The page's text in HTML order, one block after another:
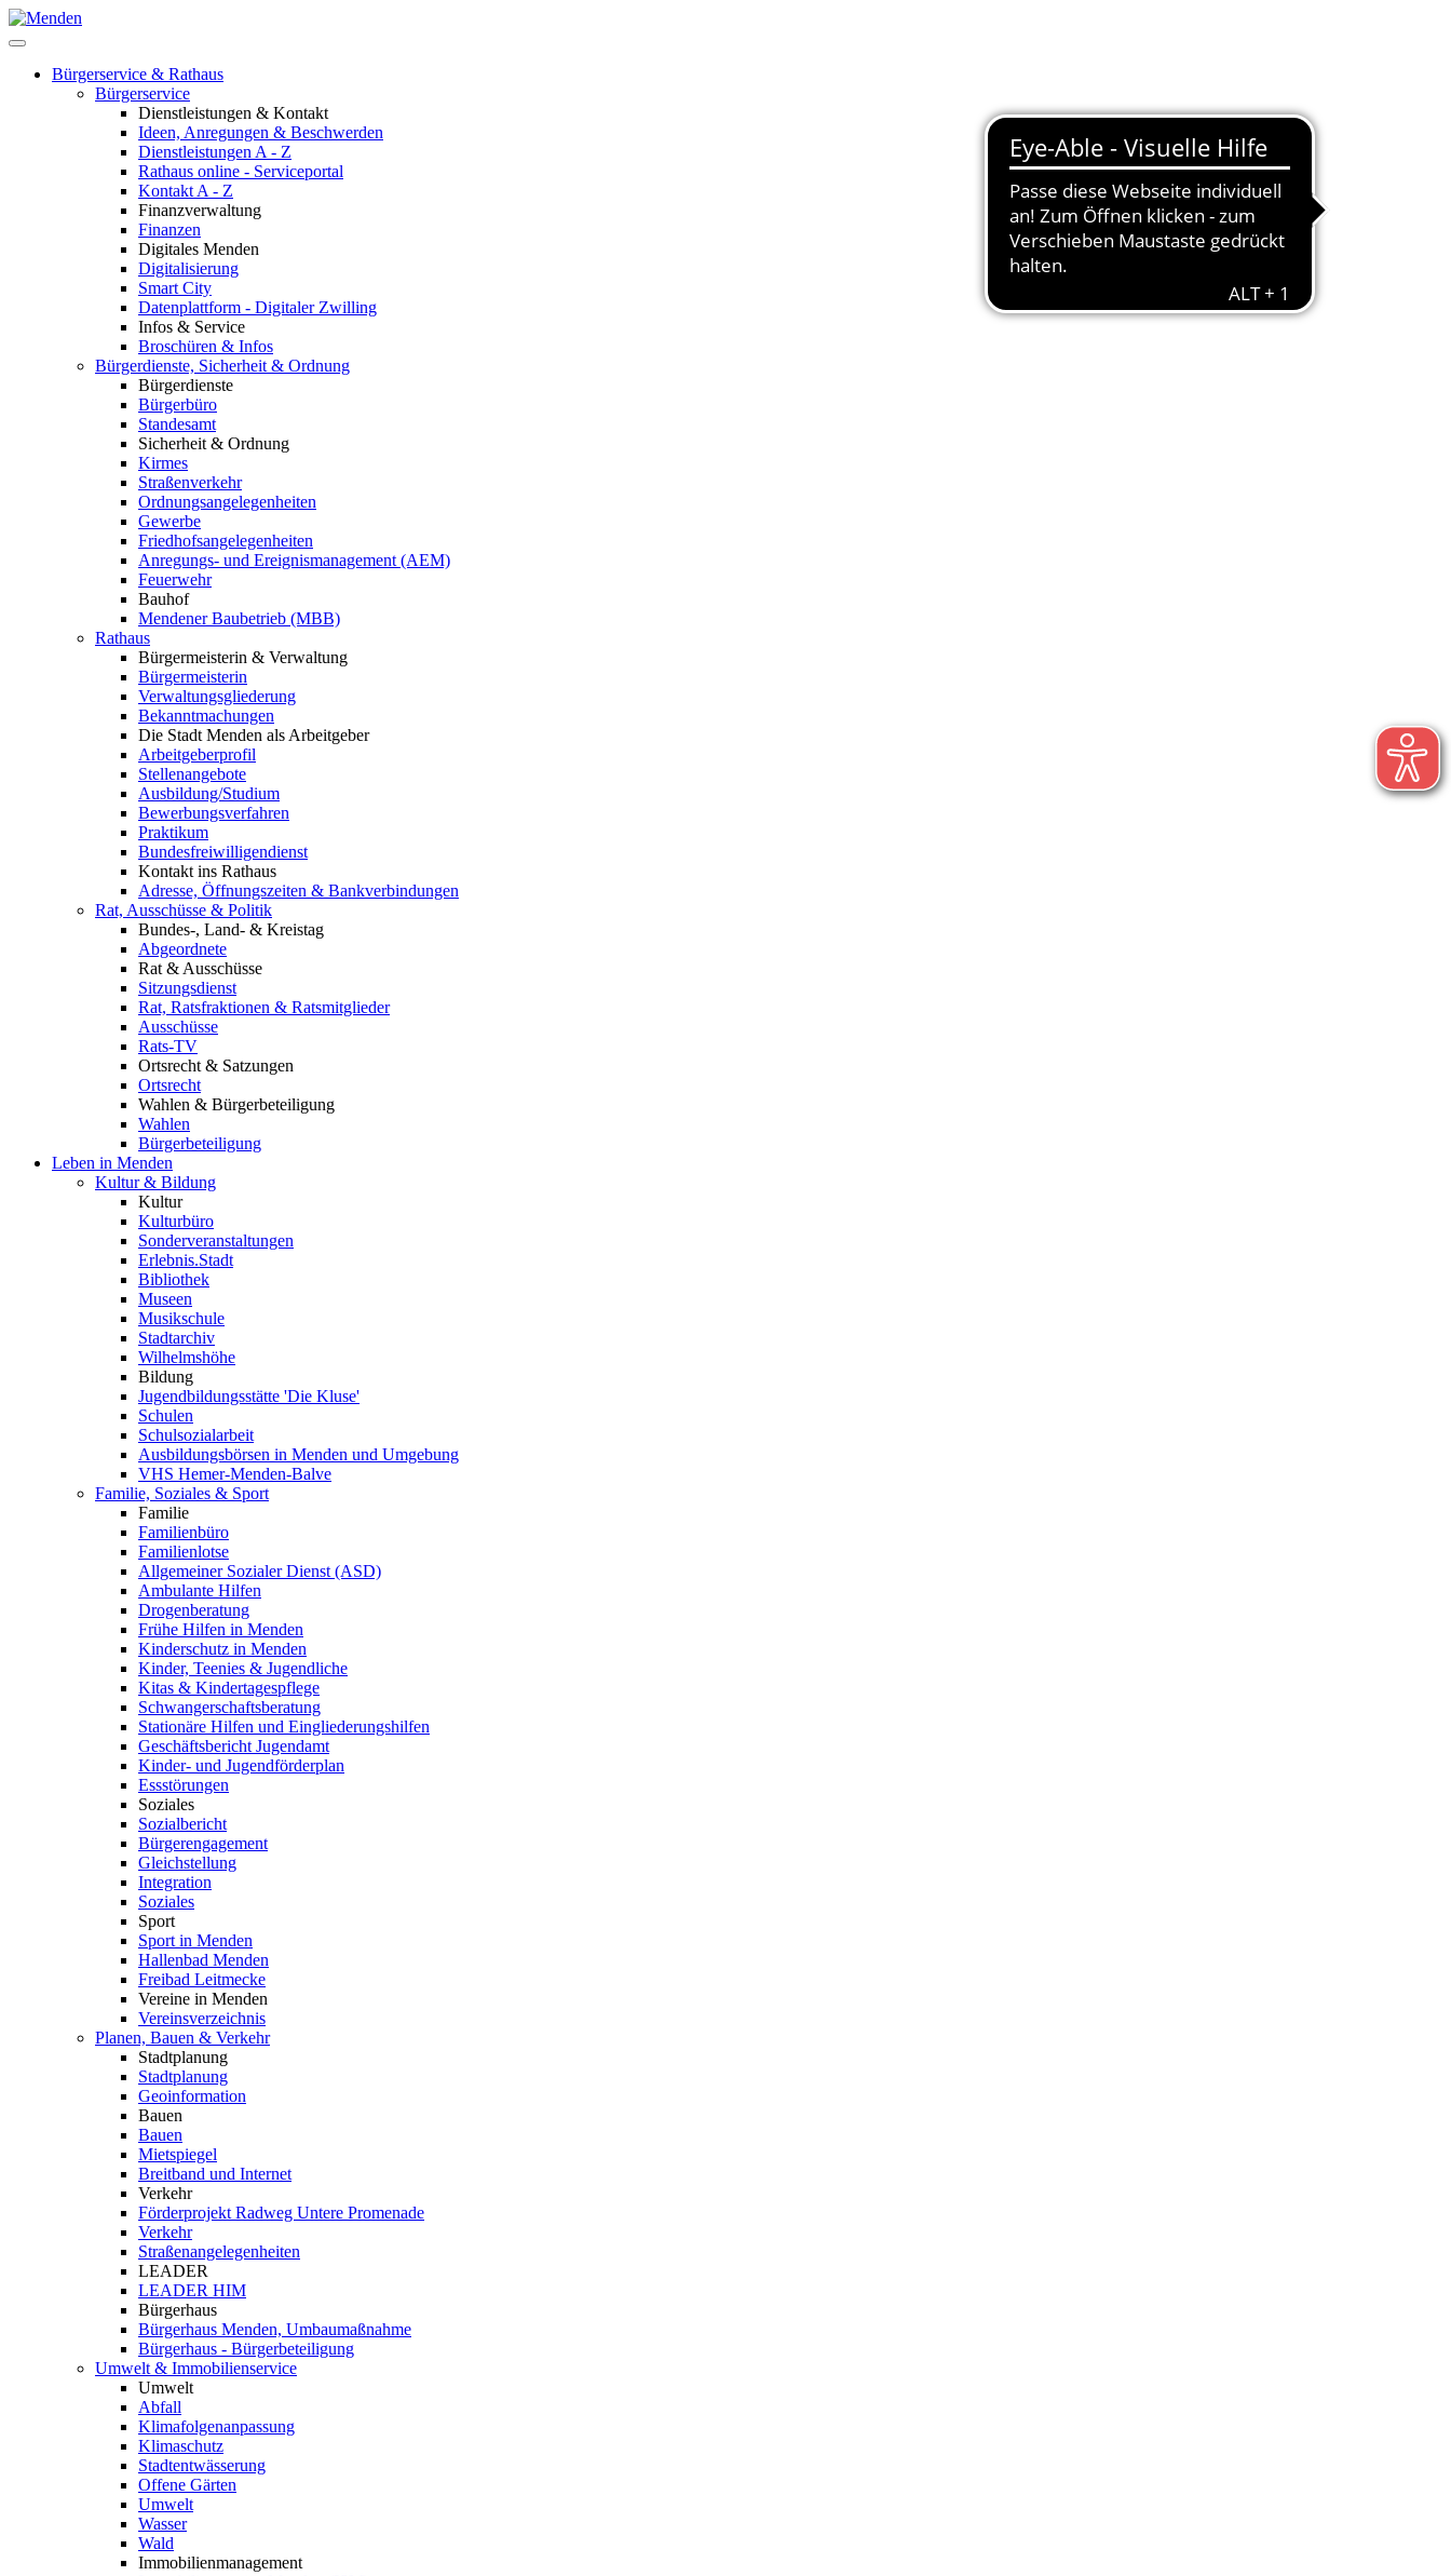
Bürgerservice & Rathaus
Bürgerservice
Dienstleistungen & Kontakt
Ideen, Anregungen & Beschwerden
Dienstleistungen A - Z
Rathaus online - Serviceportal
Kontakt A - Z
Finanzverwaltung
Finanzen
Digitales Menden
Digitalisierung
Smart City
Datenplattform - Digitaler Zwilling
Infos & Service
Broschüren & Infos
Bürgerdienste, Sicherheit & Ordnung
Bürgerdienste
Bürgerbüro
Standesamt
Sicherheit & Ordnung
Kirmes
Straßenverkehr
Ordnungsangelegenheiten
Gewerbe
Friedhofsangelegenheiten
Anregungs- und Ereignismanagement (AEM)
Feuerwehr
Bauhof
Mendener Baubetrieb (MBB)
Rathaus
Bürgermeisterin & Verwaltung
Bürgermeisterin
Verwaltungsgliederung
Bekanntmachungen
Die Stadt Menden als Arbeitgeber
Arbeitgeberprofil
Stellenangebote
Ausbildung/Studium
Bewerbungsverfahren
Praktikum
Bundesfreiwilligendienst
Kontakt ins Rathaus
Adresse, Öffnungszeiten & Bankverbindungen
Rat, Ausschüsse & Politik
Bundes-, Land- & Kreistag
Abgeordnete
Rat & Ausschüsse
Sitzungsdienst
Rat, Ratsfraktionen & Ratsmitglieder
Ausschüsse
Rats-TV
Ortsrecht & Satzungen
Ortsrecht
Wahlen & Bürgerbeteiligung
Wahlen
Bürgerbeteiligung
Leben in Menden
Kultur & Bildung
Kultur
Kulturbüro
Sonderveranstaltungen
Erlebnis.Stadt
Bibliothek
Museen
Musikschule
Stadtarchiv
Wilhelmshöhe
Bildung
Jugendbildungsstätte 'Die Kluse'
Schulen
Schulsozialarbeit
Ausbildungsbörsen in Menden und Umgebung
VHS Hemer-Menden-Balve
Familie, Soziales & Sport
Familie
Familienbüro
Familienlotse
Allgemeiner Sozialer Dienst (ASD)
Ambulante Hilfen
Drogenberatung
Frühe Hilfen in Menden
Kinderschutz in Menden
Kinder, Teenies & Jugendliche
Kitas & Kindertagespflege
Schwangerschaftsberatung
Stationäre Hilfen und Eingliederungshilfen
Geschäftsbericht Jugendamt
Kinder- und Jugendförderplan
Essstörungen
Soziales
Sozialbericht
Bürgerengagement
Gleichstellung
Integration
Soziales
Sport
Sport in Menden
Hallenbad Menden
Freibad Leitmecke
Vereine in Menden
Vereinsverzeichnis
Planen, Bauen & Verkehr
Stadtplanung
Stadtplanung
Geoinformation
Bauen
Bauen
Mietspiegel
Breitband und Internet
Verkehr
Förderprojekt Radweg Untere Promenade
Verkehr
Straßenangelegenheiten
LEADER
LEADER HIM
Bürgerhaus
Bürgerhaus Menden, Umbaumaßnahme
Bürgerhaus - Bürgerbeteiligung
Umwelt & Immobilienservice
Umwelt
Abfall
Klimafolgenanpassung
Klimaschutz
Stadtentwässerung
Offene Gärten
Umwelt
Wasser
Wald
Immobilienmanagement